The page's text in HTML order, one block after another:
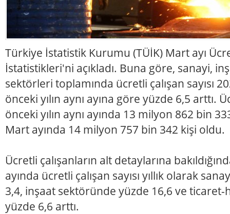
Türkiye İstatistik Kurumu (TÜİK) Mart ayı
İstatistikleri'ni açıkladı. Buna göre, sanayi,
sektörleri toplamında ücretli çalışan sayısı
önceki yılın aynı ayına göre yüzde 6,5 arttı.
önceki yılın aynı ayında 13 milyon 862 bin
Mart ayında 14 milyon 757 bin 342 kişi oldu.
Ücretli çalışanların alt detaylarına
ayında ücretli çalışan sayısı yıllık olarak
3,4, inşaat sektöründe yüzde 16,6 ve
yüzde 6,6 arttı.